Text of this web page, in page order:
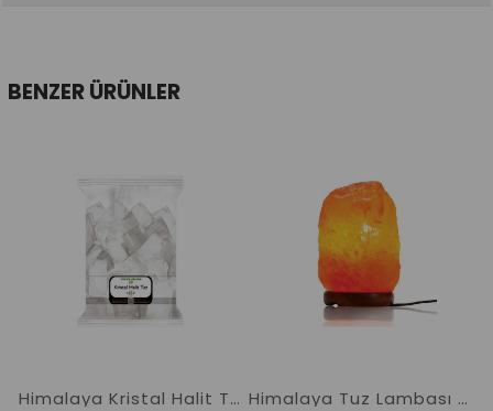
BENZER ÜRÜNLER
Himalaya Kristal Halit Tuzu Lekesiz Berrak Orjinal Halit Tuz Himalaya Tuz Lambası 2-3 Kg. Doğal Kaya Tuzu Lambası